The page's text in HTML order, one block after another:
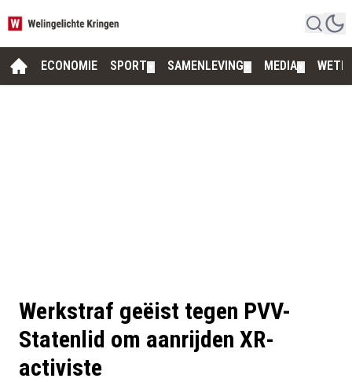
ECONOMIE SPORT SAMENLEVING MEDIA
Werkstraf geëist tegen PVV-
Statenlid om aanrijden XR-
activiste